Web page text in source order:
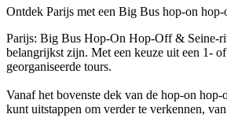
Ontdek Parijs met een Big Bus hop-on
Parijs: Big Bus Hop-On Hop-Off & Seine-
belangrijkst zijn. Met een keuze uit een 1-
georganiseerde tours.
Vanaf het bovenste dek van de hop-on
kunt uitstappen om verder te verkennen,